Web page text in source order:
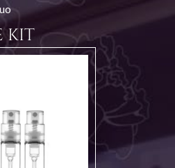
KIT